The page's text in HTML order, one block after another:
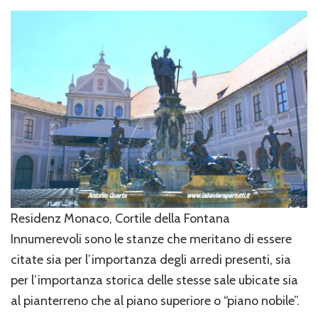
Residenz Monaco, Cortile della Fontana
Innumerevoli sono le stanze che meritano di essere
citate sia per l’importanza degli arredi presenti, sia
per l’importanza storica delle stesse sale ubicate sia
al pianterreno che al piano superiore o “piano nobile”.